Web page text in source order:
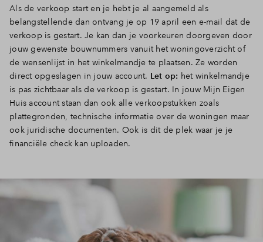
Als de verkoop start en je hebt je al aangemeld als
belangstellende dan ontvang je op 19 april een e-mail dat de
verkoop is gestart. Je kan dan je voorkeuren doorgeven door
jouw gewenste bouwnummers vanuit het woningoverzicht of
de wensenlijst in het winkelmandje te plaatsen. Ze worden
direct opgeslagen in jouw account. Let op: het winkelmandje
is pas zichtbaar als de verkoop is gestart. In jouw Mijn Eigen
Huis account staan dan ook alle verkoopstukken zoals
plattegronden, technische informatie over de woningen maar
ook juridische documenten. Ook is dit de plek waar je je
financiële check kan uploaden.